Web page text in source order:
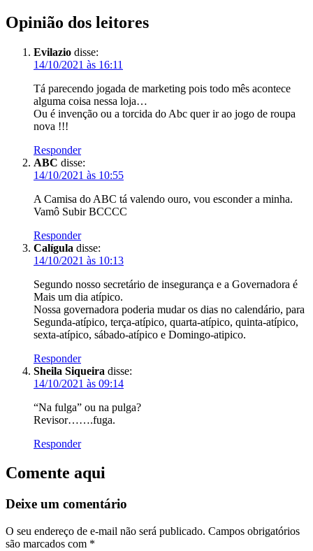
Opinião dos leitores
Evilazio disse:
14/10/2021 às 16:11
Tá parecendo jogada de marketing pois todo mês acontece
alguma coisa nessa loja…
Ou é invenção ou a torcida do Abc quer ir ao jogo de roupa
nova !!!
Responder
ABC disse:
14/10/2021 às 10:55
A Camisa do ABC tá valendo ouro, vou esconder a minha.
Vamô Subir BCCCC
Responder
Calígula disse:
14/10/2021 às 10:13
Segundo nosso secretário de insegurança e a Governadora é
Mais um dia atípico.
Nossa governadora poderia mudar os dias no calendário, para
Segunda-atípico, terça-atípico, quarta-atípico, quinta-atípico,
sexta-atípico, sábado-atípico e Domingo-atipico.
Responder
Sheila Siqueira disse:
14/10/2021 às 09:14
“Na fulga” ou na pulga?
Revisor…….fuga.
Responder
Comente aqui
Deixe um comentário
O seu endereço de e-mail não será publicado. Campos obrigatórios
são marcados com *